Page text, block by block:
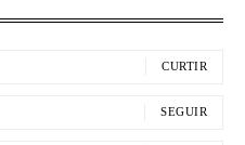
CURTIR
SEGUIR